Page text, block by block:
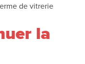
de vitrerie
la